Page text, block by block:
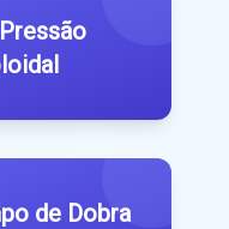
de Dobra